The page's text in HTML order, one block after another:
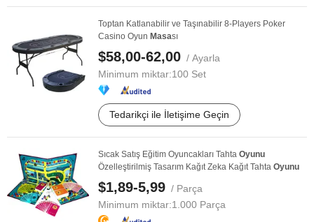
Toptan Katlanabilir ve Taşınabilir 8-Players Poker
Casino Oyun Masası
$58,00-62,00 / Ayarla
Minimum miktar:100 Set
Tedarikçi ile İletişime Geçin
Sıcak Satış Eğitim Oyuncakları Tahta Oyunu
Özelleştirilmiş Tasarım Kağıt Zeka Kağıt Tahta Oyunu
$1,89-5,99 / Parça
Minimum miktar:1.000 Parça